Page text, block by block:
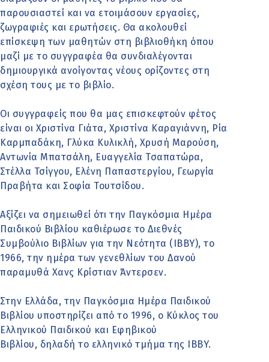
παρουσιαστεί και να ετοιμάσουν εργασίες,
ζωγραφιές και ερωτήσεις. Θα ακολουθεί
επίσκεψη των μαθητών στη βιβλιοθήκη όπου
μαζί με το συγγραφέα θα συνδιαλέγονται
δημιουργικά ανοίγοντας νέους ορίζοντες στη
σχέση τους με το βιβλίο.
Οι συγγραφείς που θα μας επισκεφτούν φέτος
είναι οι Χριστίνα Γιάτα, Χριστίνα Καραγιάννη, Ρία
Καρμπαδάκη, Γλύκα Κυλικλή, Χρυσή Μαρούση,
Αντωνία Μπατσάλη, Ευαγγελία Τσαπατώρα,
Στέλλα Τσίγγου, Ελένη Παπαστεργίου, Γεωργία
Πραβήτα και Σοφία Τουτσίδου.
Αξίζει να σημειωθεί ότι την Παγκόσμια Ημέρα
Παιδικού Βιβλίου καθιέρωσε το Διεθνές
Συμβούλιο Βιβλίων για την Νεότητα (IBBY), το
1966, την ημέρα των γενεθλίων του Δανού
παραμυθά Χανς Κρίστιαν Άντερσεν.
Στην Ελλάδα, την Παγκόσμια Ημέρα Παιδικού
Βιβλίου υποστηρίζει από το 1996, ο Κύκλος του
Ελληνικού Παιδικού και Εφηβικού
Βιβλίου, δηλαδή το ελληνικό τμήμα της IBBY.